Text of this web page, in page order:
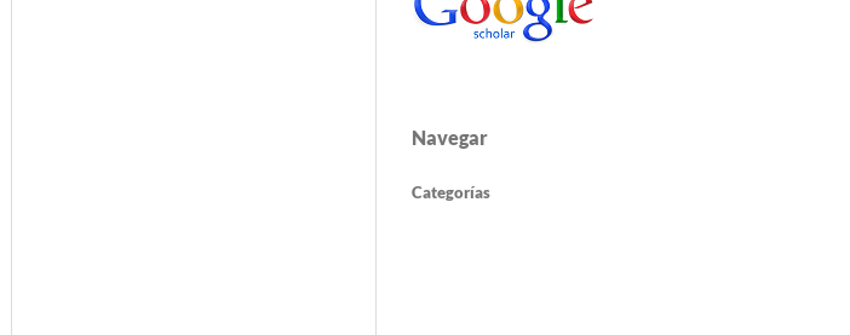
Navegar
Categorías